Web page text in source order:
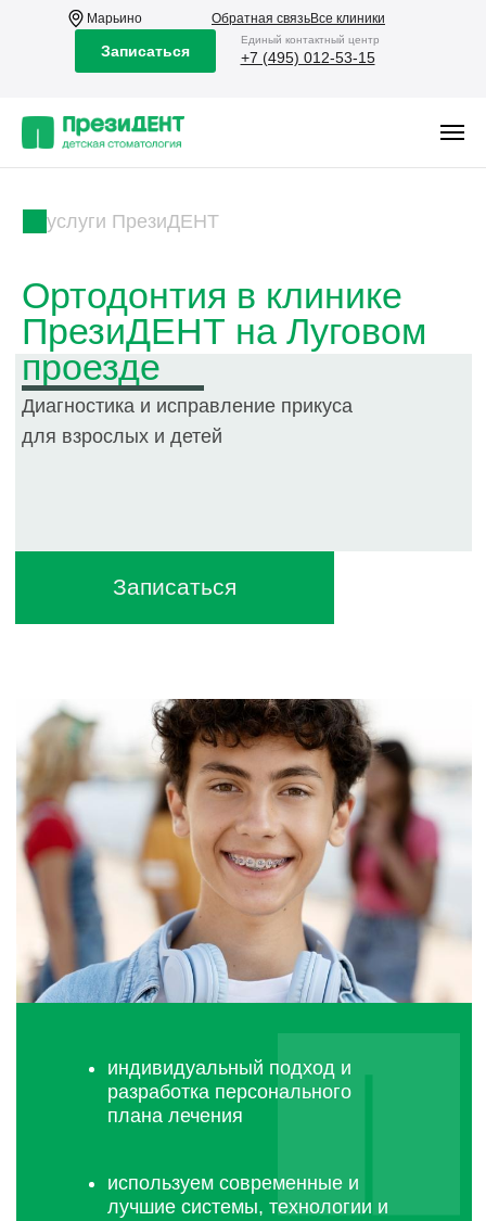
Обратная связьВсе клиники
Eдиный контактный центр
+7 (495) 012-53-15
Марьино
Записаться
индивидуальный подход и
разработка персонального
плана лечения
используем современные и
лучшие системы, технологии и
методы диагностики и лечения
Ортодонтия в клинике
ПрезиДЕНТ на Луговом
Диагностика и исправление прикуса
для взрослых и детей